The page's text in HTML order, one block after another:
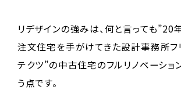
リデザインの強みは、何と言っても”20
注文住宅を手がけてきた設計事務所フ
テクツ”の中古住宅のフルリノベーショ
う点です。